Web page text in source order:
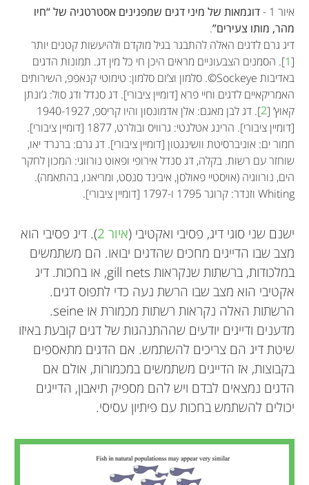
Vitalija Bartuseviciute
Mikko Heino
גיל: 15
גיל: 14
איור 1 -
דוגמאות של מיני דגים שמפגינים אסטרטגיה של “חיו
מהר, מותו צעירים”.
דיג גרם לדגים האלה להתבגר בגיל מוקדם ולהיעשות קטנים יותר
[
1]. הסמנים הצבעוניים מראים היכן חי כל מין דג. תמונות הדגים
באדיבות Sockeye©. סלמון וצ’ום סלמון: טימוטי קנאפפ, השירותים
האמריקאיים לדגים וחיי פרא [דומיין ציבורי]. דג סנדל ודג סול: ג’ונתן
קאוץ’ [2
]. דג לבן מאגם: אלן אדמונסון והיו קריספ, 1940-1927
[דומיין ציבורי]. הרינג אטלנטי: גרוויס ובולרט, 1877 [דומיין ציבורי].
חמור ים: אוניברסיטת וושינגטון [דומיין ציבורי]. דג גרם: ברנרד יאו,
שוחזר עם רשות. בקלה, דג סנדל אירופי ופאוט נורווגי: המכון לחקר
הים, נורווגיה (אויסטיי פאולסן, איבינד סנסט, ומריאנו, בהתאמה).
Whiting וזנדר: קרוגר 1795 ו-1797 [דומיין ציבורי].
ישנם שני סוגי דיג, פסיבי ואקטיבי (איור 2 ). דיג פסיבי הוא
מצב שבו הדייגים מחכים שהדגים יבואו. הם משתמשים
במלכודות, ברשתות שנקראות gill nets, או בחכות. דיג
אקטיבי הוא מצב שבו הרשת נעה כדי לתפוס דגים.
הרשתות האלה נקראות רשתות מכמורת או seine.
מדענים ודייגים יודעים שההתנהגות של דגים קובעת באיזו
שיטת דיג הם צריכים להשתמש. אם הדגים מתאספים
בקבוצות, אז הדייגים משתמשים במכמורות, אולם אם
הדגים נמצאים לבדם ויש להם מספיק תיאבון, הדייגים
יכולים להשתמש בחכות עם פיתיון עסיסי.